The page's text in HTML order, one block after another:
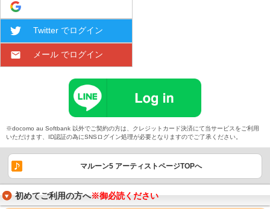
Twitter でログイン
メール でログイン
※docomo au Softbank 以外でご契約の方は、クレジットカード決済にて当サービスをご利用
いただけます、ID認証の為にSNSログイン処理が必要となりますのでご了承ください。
マルーン5 アーティストページTOPへ
初めてご利用の方へ※御必読ください